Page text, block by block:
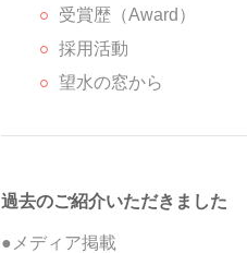
受賞歴（Award）
採用活動
望水の窓から
過去のご紹介いただきました
●メディア掲載